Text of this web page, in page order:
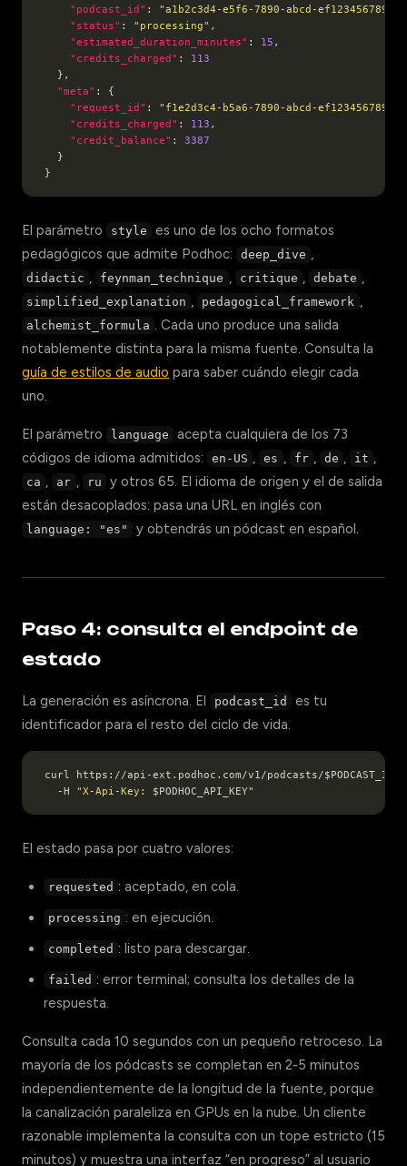
"podcast_id" : "a1b2c3d4-e5f6-7890-abcd-ef1234567890"
"status" : "processing"
"estimated_duration_minutes" : 15
"credits_charged" : 113
"meta"
"request_id" : "f1e2d3c4-b5a6-7890-abcd-ef1234567890"
"credits_charged" : 113
"credit_balance" : 3387
El parámetro style
es uno de los ocho formatos
pedagógicos que admite Podhoc:
deep_dive ,
didactic , feynman_technique , critique , debate ,
simplified_explanation , pedagogical_framework ,
alchemist_formula . Cada uno produce una salida
notablemente distinta para la misma fuente. Consulta la
guía de estilos de audio para saber cuándo elegir cada
uno.
El parámetro language
acepta cualquiera de los 73
códigos de idioma admitidos:
en-US , es , fr , de , it ,
ca , ar , ru
y otros 65. El idioma de origen y el de salida
están desacoplados: pasa una URL en inglés con
language: "es" y obtendrás un pódcast en español.
Paso 4: consulta el endpoint de
estado
La generación es asíncrona. El podcast_id
es tu
identificador para el resto del ciclo de vida.
curl https://api-ext.podhoc.com/v1/podcasts/
  -H
"X-Api-Key: $PODHOC_API_KEY"
El estado pasa por cuatro valores:
requested : aceptado, en cola.
processing : en ejecución.
completed : listo para descargar.
failed : error terminal; consulta los detalles de la
respuesta.
Consulta cada 10 segundos con un pequeño retroceso. La
mayoría de los pódcasts se completan en 2-5 minutos
independientemente de la longitud de la fuente, porque
la canalización paraleliza en GPUs en la nube. Un cliente
razonable implementa la consulta con un tope estricto (15
minutos) y muestra una interfaz “en progreso” al usuario